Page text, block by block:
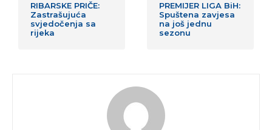
RIBARSKE PRIČE:
Zastrašujuća
svjedočenja sa
rijeka
PREMIJER LIGA BiH:
Spuštena zavjesa
na još jednu
sezonu